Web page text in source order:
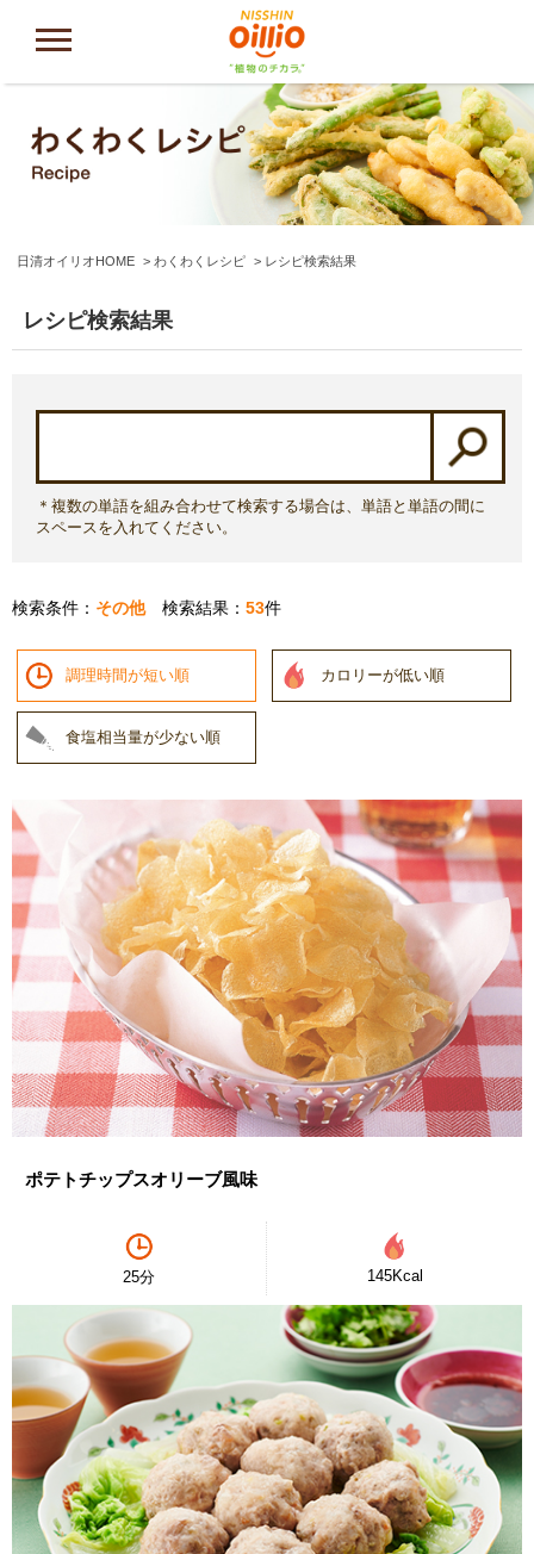
日清オイリオHOME わくわくレシピ レシピ検索結果
レシピ検索結果
＊複数の単語を組み合わせて検索する場合は、単語と単語の間に
スペースを入れてください。
検索条件： その他 検索結果： 53件
調理時間が短い順 カロリーが低い順
食塩相当量が少ない順
ポテトチップスオリーブ風味
25分 145Kcal